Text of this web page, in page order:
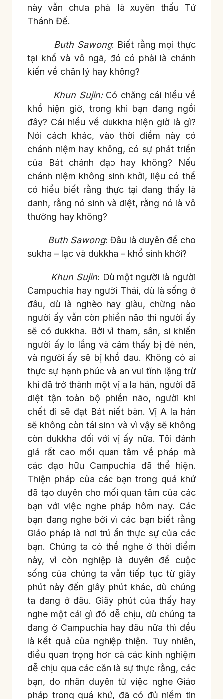
này vẫn chưa phải là xuyên thấu Tứ
Thánh Đế.
Buth Sawong: Biết rằng mọi thực
tại khổ và vô ngã, đó có phải là chánh
kiến về chân lý hay không?
Khun Sujin:Có chăng cái hiểu về
khổ hiện giờ, trong khi bạn đang ngồi
đây? Cái hiểu về dukkha hiện giờ là gì?
Nói cách khác, vào thời điểm này có
chánh niệm hay không, có sự phát triển
của Bát chánh đạo hay không? Nếu
chánh niệm không sinh khởi, liệu có thể
có hiểu biết rằng thực tại đang thấy là
danh, rằng nó sinh và diệt, rằng nó là vô
thường hay không?
Buth Sawong: Đâu là duyên để cho
sukha – lạc và dukkha – khổ sinh khởi?
Khun Sujin: Dù một người là người
Campuchia hay người Thái, dù là sống ở
đâu, dù là nghèo hay giàu, chừng nào
người ấy vẫn còn phiền não thì người ấy
sẽ có dukkha. Bởi vì tham, sân, si khiến
người ấy lo lắng và cảm thấy bị đè nén,
và người ấy sẽ bị khổ đau. Không có ai
thực sự hạnh phúc và an vui tĩnh lặng trừ
khi đã trở thành một vị a la hán, người đã
diệt tận toàn bộ phiền não, người khi
chết đi sẽ đạt Bát niết bàn. Vị A la hán
sẽ không còn tái sinh và vì vậy sẽ không
còn dukkha đối với vị ấy nữa. Tôi đánh
giá rất cao mối quan tâm về pháp mà
các đạo hữu Campuchia đã thể hiện.
Thiện pháp của các bạn trong quá khứ
đã tạo duyên cho mối quan tâm của các
bạn với việc nghe pháp hôm nay. Các
bạn đang nghe bởi vì các bạn biết rằng
Giáo pháp là nơi trú ẩn thực sự của các
bạn. Chúng ta có thể nghe ở thời điểm
này, vì còn nghiệp là duyên để cuộc
sống của chúng ta vẫn tiếp tục từ giây
phút này đến giây phút khác, dù chúng
ta đang ở đâu. Giây phút của thấy hay
nghe một cái gì đó dễ chịu, dù chúng ta
đang ở Campuchia hay đâu nữa thì đều
là kết quả của nghiệp thiện. Tuy nhiên,
điều quan trọng hơn cả các kinh nghiệm
dễ chịu qua các căn là sự thực rằng, các
bạn, do nhân duyên từ việc nghe Giáo
pháp trong quá khứ, đã có đủ niềm tin